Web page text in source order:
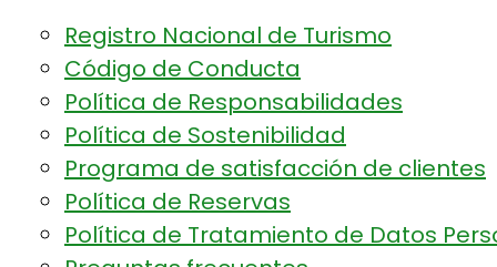
Registro Nacional de Turismo
Código de Conducta
Política de Responsabilidades
Política de Sostenibilidad
Programa de satisfacción de clientes
Política de Reservas
Política de Tratamiento de Datos